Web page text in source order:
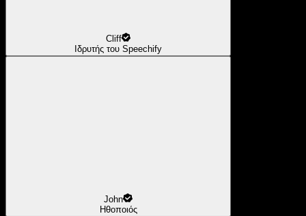
Cliff
Ιδρυτής του Speechify
John
Ηθοποιός